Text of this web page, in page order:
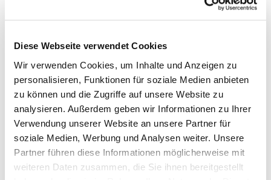
Diese Webseite verwendet Cookies
Wir verwenden Cookies, um Inhalte und Anzeigen zu
personalisieren, Funktionen für soziale Medien anbieten
zu können und die Zugriffe auf unsere Website zu
analysieren. Außerdem geben wir Informationen zu Ihrer
Verwendung unserer Website an unsere Partner für
soziale Medien, Werbung und Analysen weiter. Unsere
Partner führen diese Informationen möglicherweise mit
weiteren Daten zusammen, die Sie ihnen bereitgestellt
analysieren und therapeutische Entscheidungen sicher
zu treffen.
Dadurch entsteht ein klarer roter Faden für die
praktische Arbeit.
KLINISCHE RELEVANZ FÜR ZAHLREICHE
BESCHWERDEBILDER
Die im Kurs behandelten Strukturen besitzen eine
hohe Bedeutung für viele häufige Beschwerden des